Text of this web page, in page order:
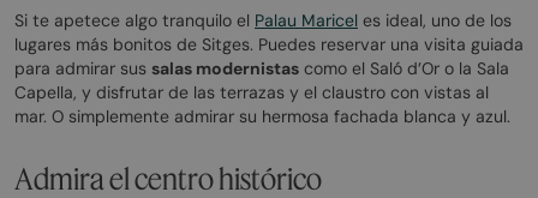
Si te apetece algo tranquilo el Palau Maricel es ideal, uno de los
lugares más bonitos de Sitges. Puedes reservar una visita guiada
para admirar sus salas modernistas como el Saló d’Or o la Sala
Capella, y disfrutar de las terrazas y el claustro con vistas al
mar. O simplemente admirar su hermosa fachada blanca y azul.
Admira el centro histórico